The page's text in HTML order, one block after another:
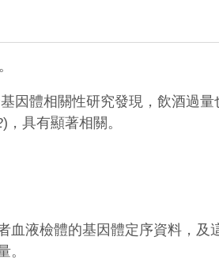
因體相關性研究發現，飲酒過量
)，具有顯著相關。
液檢體的基因體定序資料，及
。